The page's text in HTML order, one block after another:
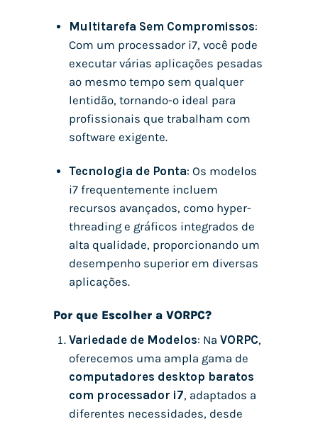
Multitarefa Sem Compromissos:
Com um processador i7, você pode
executar várias aplicações pesadas
ao mesmo tempo sem qualquer
lentidão, tornando-o ideal para
profissionais que trabalham com
software exigente.
Tecnologia de Ponta: Os modelos
i7 frequentemente incluem
recursos avançados, como hyper-
threading e gráficos integrados de
alta qualidade, proporcionando um
desempenho superior em diversas
aplicações.
Por que Escolher a VORPC?
Variedade de Modelos: Na VORPC,
oferecemos uma ampla gama de
computadores desktop baratos
com processador i7, adaptados a
diferentes necessidades, desde